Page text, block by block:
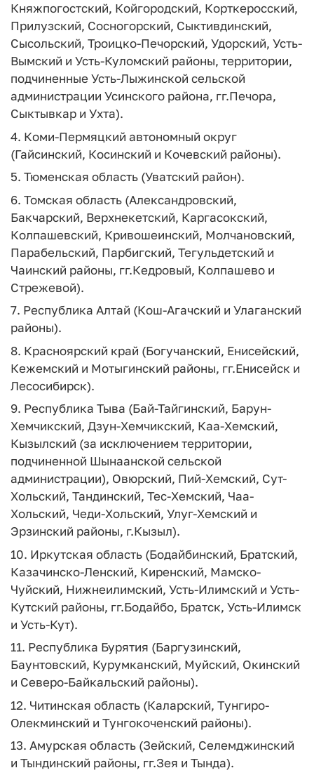
Княжпогостский, Койгородский, Корткеросский,
Прилузский, Сосногорский, Сыктивдинский,
Сысольский, Троицко-Печорский, Удорский, Усть-
Вымский и Усть-Куломский районы, территории,
подчиненные Усть-Лыжинской сельской
администрации Усинского района, гг.Печора,
Сыктывкар и Ухта).
4. Коми-Пермяцкий автономный округ
(Гайсинский, Косинский и Кочевский районы).
5. Тюменская область (Уватский район).
6. Томская область (Александровский,
Бакчарский, Верхнекетский, Каргасокский,
Колпашевский, Кривошеинский, Молчановский,
Парабельский, Парбигский, Тегульдетский и
Чаинский районы, гг.Кедровый, Колпашево и
Стрежевой).
7. Республика Алтай (Кош-Агачский и Улаганский
районы).
8. Красноярский край (Богучанский, Енисейский,
Кежемский и Мотыгинский районы, гг.Енисейск и
Лесосибирск).
9. Республика Тыва (Бай-Тайгинский, Барун-
Хемчикский, Дзун-Хемчикский, Каа-Хемский,
Кызылский (за исключением территории,
подчиненной Шынаанской сельской
администрации), Овюрский, Пий-Хемский, Сут-
Хольский, Тандинский, Тес-Хемский, Чаа-
Хольский, Чеди-Хольский, Улуг-Хемский и
Эрзинский районы, г.Кызыл).
10. Иркутская область (Бодайбинский, Братский,
Казачинско-Ленский, Киренский, Мамско-
Чуйский, Нижнеилимский, Усть-Илимский и Усть-
Кутский районы, гг.Бодайбо, Братск, Усть-Илимск
и Усть-Кут).
11. Республика Бурятия (Баргузинский,
Баунтовский, Курумканский, Муйский, Окинский
и Северо-Байкальский районы).
12. Читинская область (Каларский, Тунгиро-
Олекминский и Тунгокоченский районы).
13. Амурская область (Зейский, Селемджинский
и Тындинский районы, гг.Зея и Тында).